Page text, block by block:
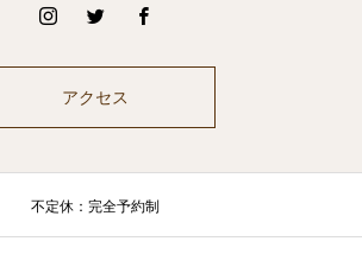
アクセス
不定休：完全予約制